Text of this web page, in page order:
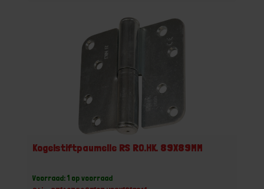
Kogelstiftpaumelle RS RO.HK. 89X89MM
Voorraad: 1 op voorraad